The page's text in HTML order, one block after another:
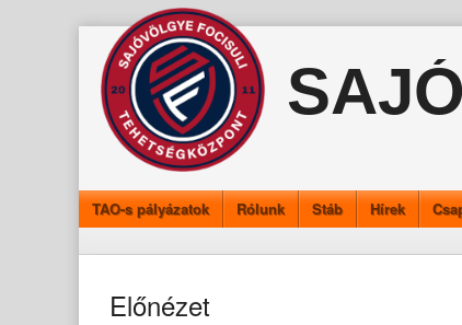
content
TAO-s pályázatok Rólunk Stáb Hírek
Előnézet